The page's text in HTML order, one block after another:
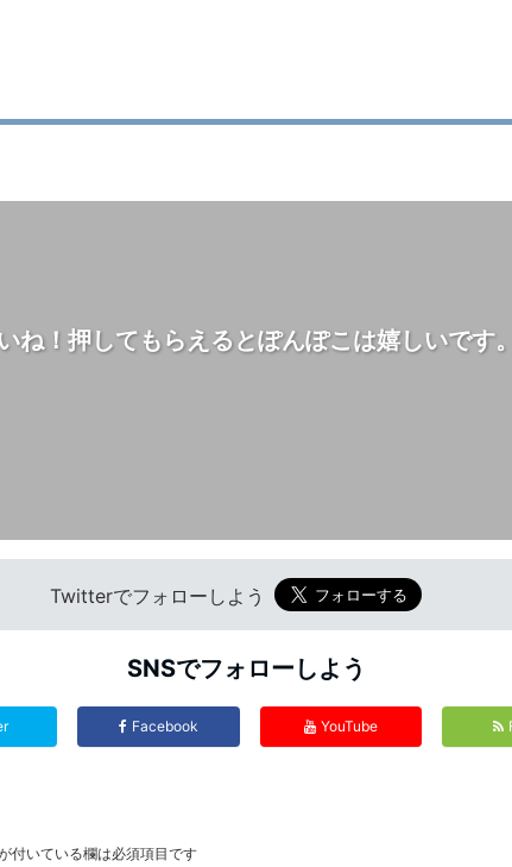
ね！押してもらえるとぽんぽこは嬉しいです
Twitterでフォローしよう
SNSでフォローしよう
Facebook YouTube
付いている欄は必須項目です